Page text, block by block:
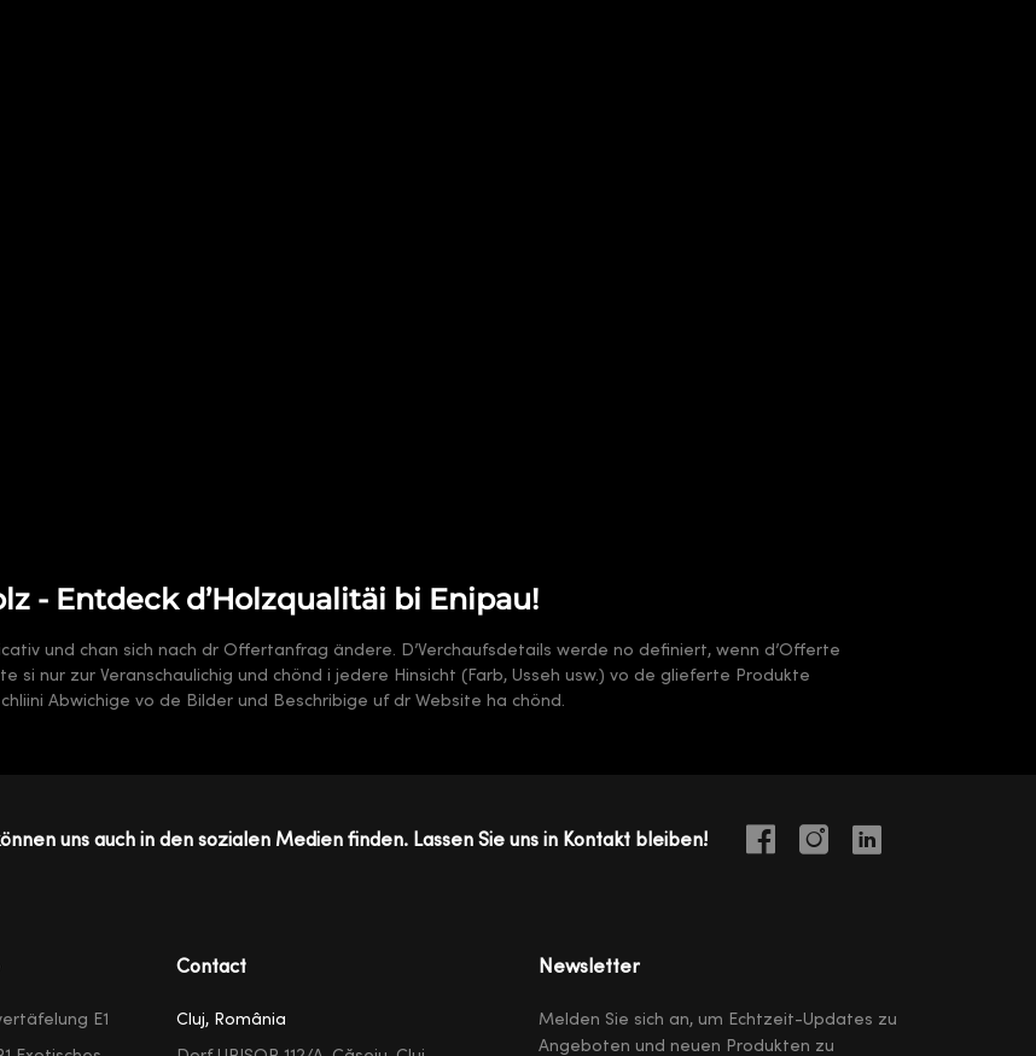
- Entdeck d’Holzqualitäi bi Enipau!
und chan sich nach dr Offertanfrag ändere. D’Verchaufsdetails werde no definiert, wenn d’Offerte
si nur zur Veranschaulichig und chönd i jedere Hinsicht (Farb, Usseh usw.) vo de glieferte Produkte
Abwichige vo de Bilder und Beschribige uf dr Website ha chönd.
uns auch in den sozialen Medien finden. Lassen Sie uns in Kontakt bleiben!
E1
Contact
Cluj, România
Newsletter
Melden Sie sich an, um Echtzeit-Updates zu
Angeboten und neuen Produkten zu